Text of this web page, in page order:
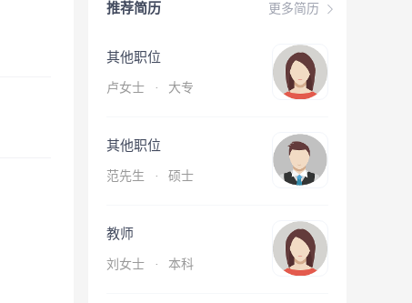
更多简历
推荐简历
其他职位
卢女士 · 大专
其他职位
范先生 · 硕士
教师
刘女士 · 本科